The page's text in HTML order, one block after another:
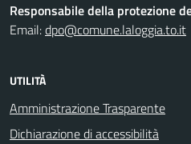
Responsabile della protezione
Email:dpo@comune.laloggia.to.it
UTILITÀ
Amministrazione Trasparente
Dichiarazione di accessibilità